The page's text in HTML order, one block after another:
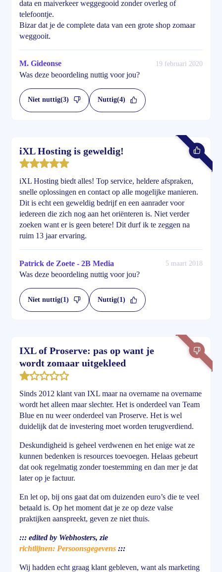
data en maiverkeer weggegooid zonder overleg of
telefoontje.
Bizar dat je de complete data van een grote shop zomaar
weggooit.
M. Gideonse 19 februari 2020
Was deze beoordeling nuttig voor jou?
Niet nuttig(3) Nuttig(4)
iXL Hosting is geweldig!
iXL Hosting biedt alles! Top service, heldere afspraken,
snelle oplossingen en contact op alle mogelijke manieren.
Dit is echt een geweldig bedrijf en een aanrader voor
iedereen die zich nog aan het oriënteren is. Niet verder
zoeken want er is geen betere! Dit durf ik te zeggen na
ruim 13 jaar ervaring.
Patrick de Zoete - 2B Media 5 maart 2018
Was deze beoordeling nuttig voor jou?
Niet nuttig(1) Nuttig(1)
IXL of Proserve: pas op want je
wordt zomaar uitgekleed
Sinds 2012 klant van IXL maar na overname na overname
wordt het alleen maar slechter. Het is onderdeel van Team
Blue en nu weer onderdeel van Proserve. Het is wel
duidelijk dat de investering moet worden terugverdiend.
Deskundigheid is geheel verdwenen en het enige wat ze
kunnen bedenken is resources toevoegen. Helaas gebeurt
dat ook regelmatig zonder toestemming en dan mer je dat
later op je factuur.
En let op, bij ons gaat dat om duizenden euro’s die te veel
betaald is. Op het moment dat je ze op deze valse
praktijken aanspreekt, geven ze niet thuis.
::: edited by Webhosters, zie
richtlijnen: Persoonsgegevens :::
Wij hadden echt graag klant gebleven, want als marketing